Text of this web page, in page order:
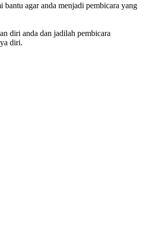
bantu agar anda menjadi pembicara yang
diri anda dan jadilah pembicara
diri.